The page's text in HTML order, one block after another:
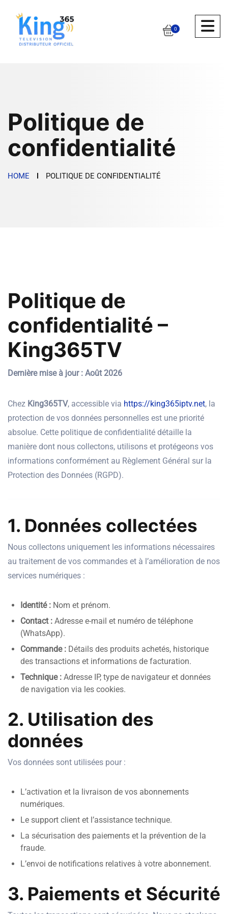
0
Politique de
confidentialité
HOME POLITIQUE DE CONFIDENTIALITÉ
Politique de
confidentialité –
King365TV
Dernière mise à jour : Août 2026
Chez King365TV, accessible via https://king365iptv.net, la
protection de vos données personnelles est une priorité
absolue. Cette politique de confidentialité détaille la
manière dont nous collectons, utilisons et protégeons vos
informations conformément au Règlement Général sur la
Protection des Données (RGPD).
1. Données collectées
Nous collectons uniquement les informations nécessaires
au traitement de vos commandes et à l’amélioration de nos
services numériques :
Identité : Nom et prénom.
Contact : Adresse e-mail et numéro de téléphone
(WhatsApp).
Commande : Détails des produits achetés, historique
des transactions et informations de facturation.
Technique : Adresse IP, type de navigateur et données
de navigation via les cookies.
2. Utilisation des
données
Vos données sont utilisées pour :
L’activation et la livraison de vos abonnements
numériques.
Le support client et l’assistance technique.
La sécurisation des paiements et la prévention de la
fraude.
L’envoi de notifications relatives à votre abonnement.
3. Paiements et Sécurité